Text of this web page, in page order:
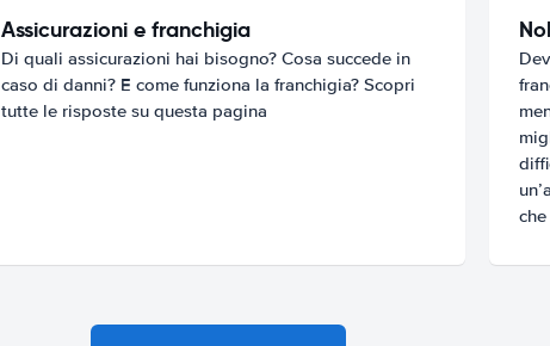
Assicurazioni e franchigia
Di quali assicurazioni hai bisogno? Cosa succede in
caso di danni? E come funziona la franchigia? Scopri
tutte le risposte su questa pagina